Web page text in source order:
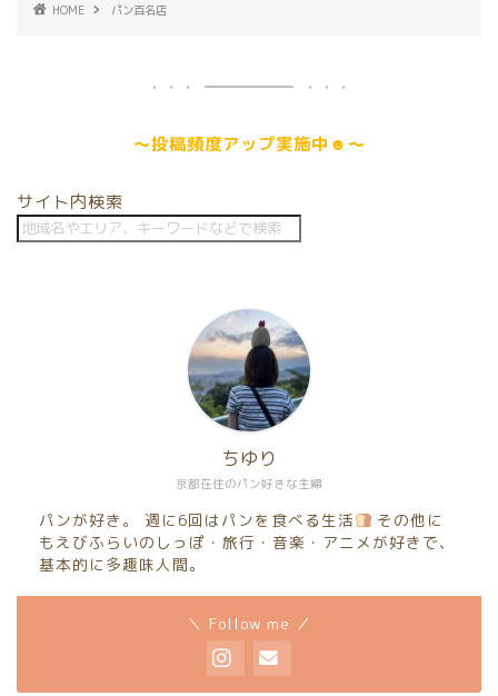
HOME パン百名店
～投稿頻度アップ実施中☻～
サイト内検索
京都在住のパン好きな主婦
ちゆり
パンが好き。 週に6回はパンを食べる生活
その他に
もえびふらいのしっぽ・旅行・音楽・アニメが好きで、
基本的に多趣味人間。
＼ Follow me ／